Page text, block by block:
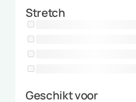
Stretch
Geschikt voor